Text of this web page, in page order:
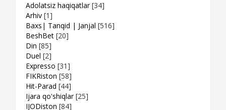
Adolatsiz haqiqatlar [34]
Arhiv [1]
Baxs| Tanqid | Janjal [516]
BeshBet [20]
Din [85]
Duel [2]
Expresso [31]
FIKRiston [58]
Hit-Parad [44]
Ijara qo'shiqlar [25]
IJODiston [84]